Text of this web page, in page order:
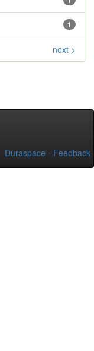
1
next >
Duraspace - Feedback